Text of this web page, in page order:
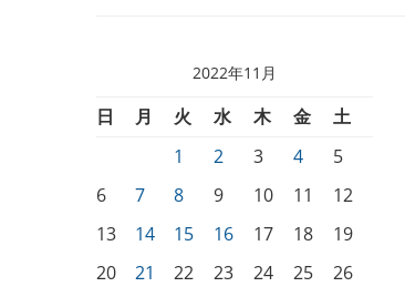
2022年11月
日 月 火 水 木 金
土
1
2 3 4
5
6
7 8 9 10 11
12
13
14 15 16 17 18
19
20
21 22 23 24 25
26